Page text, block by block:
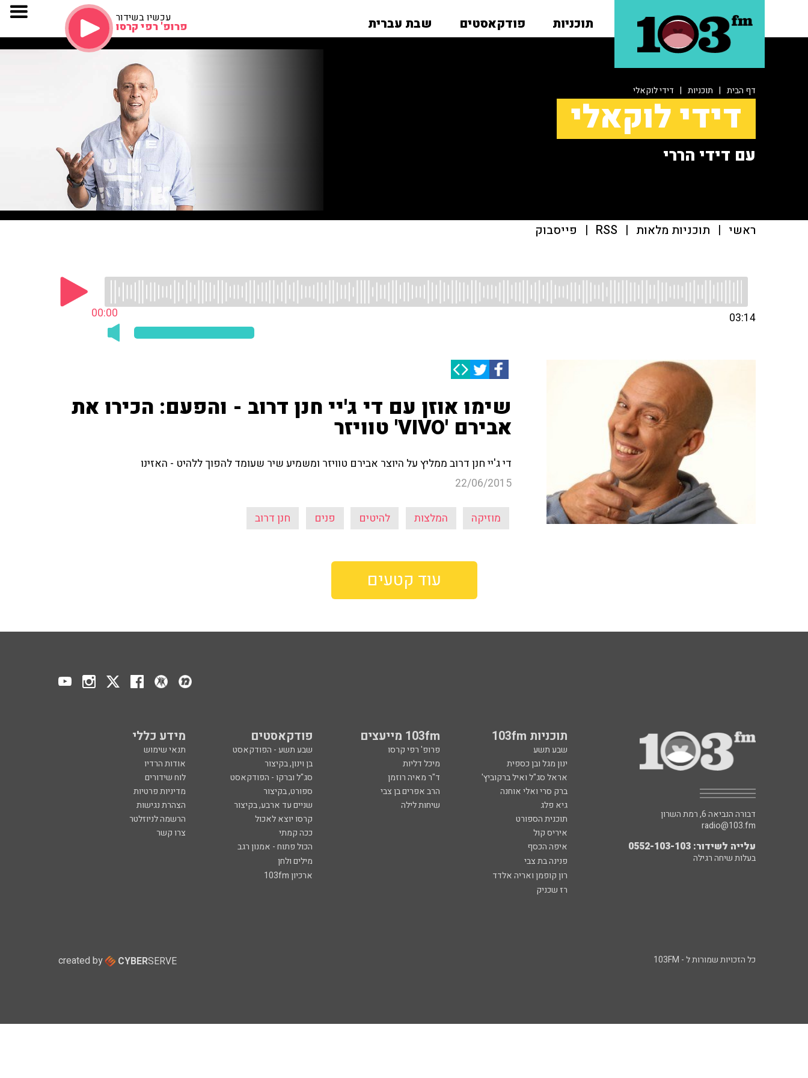
תוכניות פודקאסטים שבת עברית עכשיו בשידור
פרופ' רפי קרסו
דף הבית | תוכניות | דידי לוקאלי
דידי לוקאלי
עם דידי הררי
ראשי | תוכניות מלאות |
RSS
| פייסבוק
00:00 03:14
שימו אוזן עם די ג'יי חנן דרוב - והפעם: הכירו את
אבירם 'VIVO' טוויזר
די ג'יי חנן דרוב ממליץ על היוצר אבירם טוויזר ומשמיע שיר שעומד להפוך ללהיט - האזינו
22/06/2015
מוזיקה המלצות להיטים פנים חנן דרוב
עוד קטעים
תוכניות 103fm 103fm מייעצים פודקאסטים מידע כללי
שבע תשע פרופ' רפי קרסו שבע תשע - הפודקאסט
תנאי שימוש
ינון מגל ובן כספית
מיכל דליות בן וינון, בקיצור
אודות הרדיו
אראל סג"ל ואיל ברקוביץ'
ד"ר מאיה רוזמן סג"ל וברקו - הפודקאסט
לוח שידורים
ברק סרי ואלי אוחנה
הרב אפרים בן צבי ספורט, בקיצור
מדיניות פרטיות
גיא פלג
שיחות לילה שניים עד ארבע, בקיצור
הצהרת נגישות
תוכנית הספורט
קרסו יוצא לאכול
הרשמה לניוזלטר
איריס קול
ככה קמתי
צרו קשר
איפה הכסף
הכול פתוח - אמנון רגב
פנינה בת צבי
מילים ולחן
רון קופמן ואריה אלדד
ארכיון 103fm
רז שכניק
דבורה הנביאה 6, רמת השרון
radio@103.fm
עלייה לשידור: 0552-103-103
בעלות שיחה רגילה
כל הזכויות שמורות ל - 103FM created by CYBERSERVE